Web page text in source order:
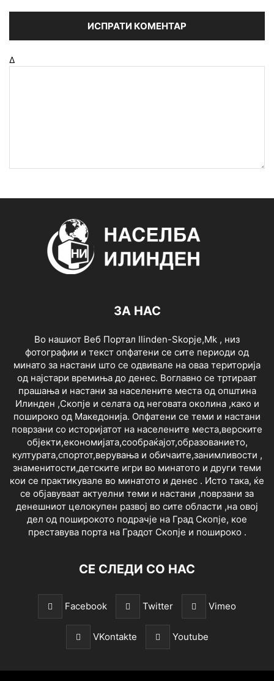
Δ
ЗА НАС
Во нашиот Веб Портал Ilinden-Skopje,Mk , низ
фотографии и текст опфатени се сите периоди од
минато за настани што се одвивале на оваа територија
од најстари времиња до денес. Воглавно се тртираат
прашања и настани за населените места од општина
Илинден ,Скопје и селата од неговата околина ,како и
пошироко од Македонија. Опфатени се теми и настани
поврзани со историјатот на населените места,верските
објекти,економијата,сообраќајот,образованието,
културата,спортот,верувања и обичаите,занимливости ,
знаменитости,детските игри во минатото и други теми
кои се практикувале во минатото и денес . Исто така, ќе
се објавуваат актуелни теми и настани ,поврзани за
денешниот целокупен развој во сите области ,на овој
дел од поширокото подрачје на Град Скопје, кое
преставува порта на Градот Скопје и пошироко .
СЕ СЛЕДИ СО НАС
Facebook Twitter Vimeo
VKontakte Youtube